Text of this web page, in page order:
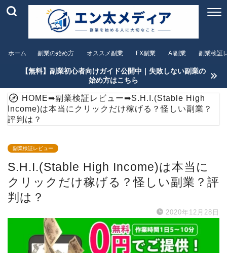
ホーム 副業の始め方 オススメ副業 FX副業 AI副業 副業検証
【無料】副業初心者向けガイド公開中｜失敗しない副業の
始め方はこちら
HOME➡副業検証レビュー➡S.H.I.(Stable High
Income)は本当にクリックだけ稼げる？怪しい副業？
評判は？
副業検証レビュー
S.H.I.(Stable High Income)は本当に
クリックだけ稼げる？怪しい副業？評
判は？
2020年12月28日